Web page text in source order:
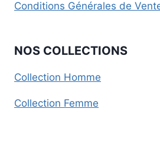
Conditions Générales de
NOS COLLECTIONS
Collection Homme
Collection Femme